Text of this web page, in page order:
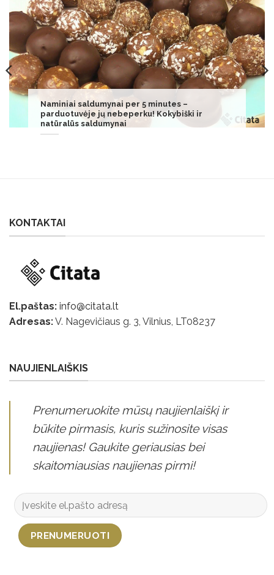
Kepimo kepimo paslaptys: kas kepama
pirmiausia – svogūnai ar morkos.
KONTAKTAI
El.paštas: info@citata.lt
Adresas:V. Nagevičiaus g. 3, Vilnius, LT08237
NAUJIENLAIŠKIS
Prenumeruokite mūsų naujienlaiškį ir
būkite pirmasis, kuris sužinosite visas
naujienas! Gaukite geriausias bei
skaitomiausias naujienas pirmi!